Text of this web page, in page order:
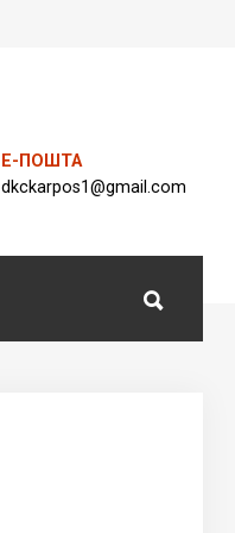
Е-ПОШТА
dkckarpos1@gmail.com